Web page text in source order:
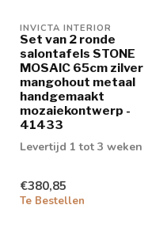
INVICTA INTERIOR
Set van 2 ronde
salontafels STONE
MOSAIC 65cm zilver
mangohout metaal
handgemaakt
mozaiekontwerp -
41433
Levertijd 1 tot 3 weken
€380,85
Te Bestellen